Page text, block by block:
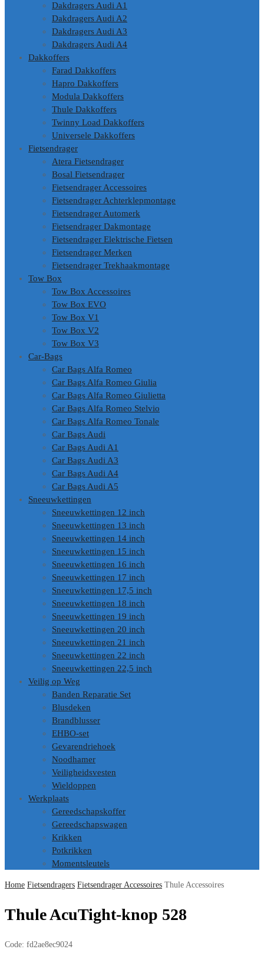
Dakdragers Audi A1
Dakdragers Audi A2
Dakdragers Audi A3
Dakdragers Audi A4
Dakkoffers
Farad Dakkoffers
Hapro Dakkoffers
Modula Dakkoffers
Thule Dakkoffers
Twinny Load Dakkoffers
Universele Dakkoffers
Fietsendrager
Atera Fietsendrager
Bosal Fietsendrager
Fietsendrager Accessoires
Fietsendrager Achterklepmontage
Fietsendrager Automerk
Fietsendrager Dakmontage
Fietsendrager Elektrische Fietsen
Fietsendrager Merken
Fietsendrager Trekhaakmontage
Tow Box
Tow Box Accessoires
Tow Box EVO
Tow Box V1
Tow Box V2
Tow Box V3
Car-Bags
Car Bags Alfa Romeo
Car Bags Alfa Romeo Giulia
Car Bags Alfa Romeo Giulietta
Car Bags Alfa Romeo Stelvio
Car Bags Alfa Romeo Tonale
Car Bags Audi
Car Bags Audi A1
Car Bags Audi A3
Car Bags Audi A4
Car Bags Audi A5
Sneeuwkettingen
Sneeuwkettingen 12 inch
Sneeuwkettingen 13 inch
Sneeuwkettingen 14 inch
Sneeuwkettingen 15 inch
Sneeuwkettingen 16 inch
Sneeuwkettingen 17 inch
Sneeuwkettingen 17,5 inch
Sneeuwkettingen 18 inch
Sneeuwkettingen 19 inch
Sneeuwkettingen 20 inch
Sneeuwkettingen 21 inch
Sneeuwkettingen 22 inch
Sneeuwkettingen 22,5 inch
Veilig op Weg
Banden Reparatie Set
Blusdeken
Brandblusser
EHBO-set
Gevarendriehoek
Noodhamer
Veiligheidsvesten
Wieldoppen
Werkplaats
Gereedschapskoffer
Gereedschapswagen
Krikken
Potkrikken
Momentsleutels
Home Fietsendragers Fietsendrager Accessoires Thule Accessoires
Thule AcuTight-knop 528
Code: fd2ae8ec9024